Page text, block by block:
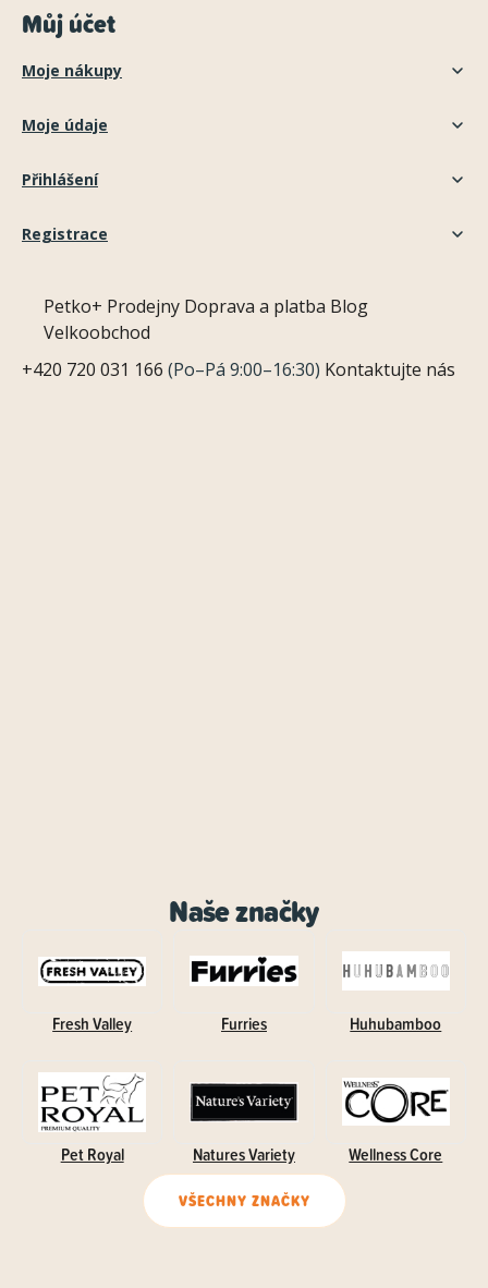
Můj účet
Moje nákupy
Moje údaje
Přihlášení
Registrace
Petko+ Prodejny Doprava a platba Blog
Velkoobchod
+420 720 031 166 (Po–Pá 9:00–16:30) Kontaktujte nás
Naše značky
Fresh Valley Furries Huhubamboo
Pet Royal Natures Variety Wellness Core
VŠECHNY ZNAČKY